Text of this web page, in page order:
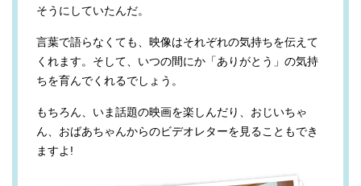
そうにしていたんだ。
言葉で語らなくても、映像はそれぞれの気持ちを伝えて
くれます。そして、いつの間にか「ありがとう」の気持
ちを育んでくれるでしょう。
もちろん、いま話題の映画を楽しんだり、おじいちゃ
ん、おばあちゃんからのビデオレターを見ることもでき
ますよ!